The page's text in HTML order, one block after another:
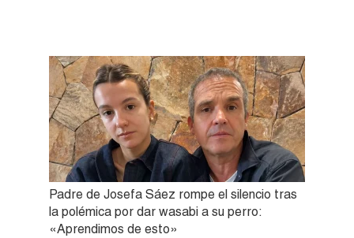
Padre de Josefa Sáez rompe el silencio tras
la polémica por dar wasabi a su perro:
«Aprendimos de esto»